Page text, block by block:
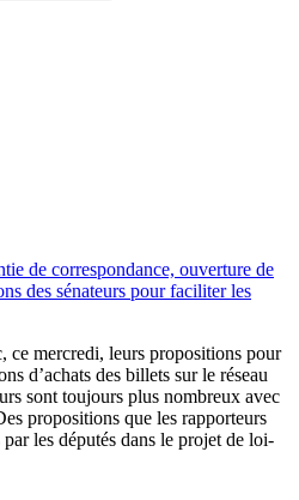
de correspondance, ouverture de
des sénateurs pour faciliter les
ce mercredi, leurs propositions pour
d’achats des billets sur le réseau
sont toujours plus nombreux avec
propositions que les rapporteurs
les députés dans le projet de loi-